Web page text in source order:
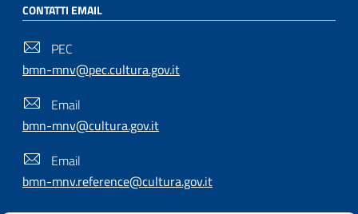
CONTATTI EMAIL
PEC
bmn-mnv@pec.cultura.gov.it
Email
bmn-mnv@cultura.gov.it
Email
bmn-mnv.reference@cultura.gov.it